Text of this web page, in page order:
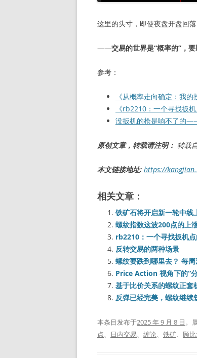
这里的头寸，即使夜盘开盘回
——交易的世界是“概率的”，
参考：
《从概率走向确定：我的
《rb2210：一个寻找扳
没扳机的枪是响不了的
原创文章，转载请注明： 转载
本文链接地址: https://
相关文章：
铁矿石将开启新一轮中
螺纹指数这波200点的上
rb2210：一个寻找扳机
反转交易的两种场景
螺纹要跌到哪里去？ 每
Price Action 视角下的“
基于比价关系的螺纹正
反弹已经完美，螺纹继
本条目发布于2025 年 9 月 8 日。
点、 日内交易、 缠论、 铁矿、 顾